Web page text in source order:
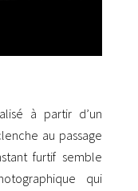
à partir d’un
au passage
furtif semble
qui